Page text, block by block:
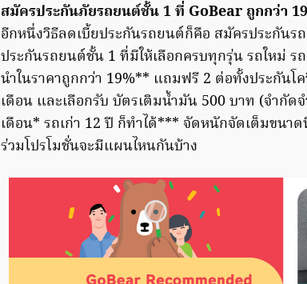
สมัครประกันภัยรถยนต์ชั้น 1 ที่ GoBear ถูกกว่า
อีกหนึ่งวิธีลดเบี้ยประกันรถยนต์ก็คือ สมัครประกันร
ประกันรถยนต์ชั้น 1 ที่มีให้เลือกครบทุกรุ่น รถใหม่
นำในราคาถูกกว่า 19%** แถมฟรี 2 ต่อทั้งประกัน
เดือน และเลือกรับ บัตรเติมน้ำมัน 500 บาท (จำกั
เดือน* รถเก่า 12 ปี ก็ทำได้*** จัดหนักจัดเต็มขน
ร่วมโปรโมชั่นจะมีแผนไหนกันบ้าง